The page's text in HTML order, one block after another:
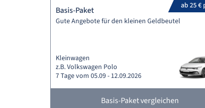
ab 25 €
Basis-Paket
Gute Angebote für den kleinen Geldbeutel
Kleinwagen
z.B. Volkswagen Polo
7 Tage vom 05.09 - 12.09.2026
Basis-Paket vergleichen